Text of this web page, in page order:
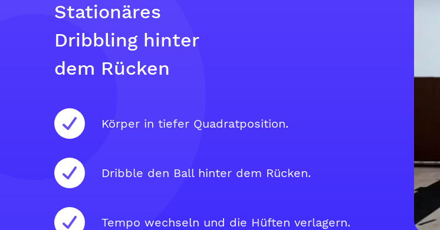
Stationäres
Dribbling hinter
dem Rücken
Körper in tiefer Quadratposition.
Dribble den Ball hinter dem Rücken.
Tempo wechseln und die Hüften verlagern.